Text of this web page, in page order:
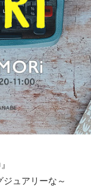
ジュアリーな～